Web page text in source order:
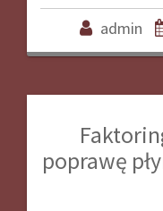
admin
poprawę